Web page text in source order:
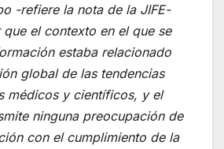
-refiere la nota de la JIFE-
que el contexto en el que se
estaba relacionado
global de las tendencias
médicos y científicos, y el
ninguna preocupación de
con el cumplimiento de la